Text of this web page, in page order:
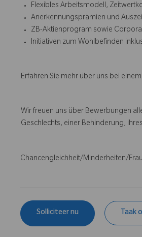
Flexibles Arbeitsmodell,
Anerkennungsprämien und
ZB-Aktienprogram sowie
Initiativen zum Wohlbefinden
Erfahren Sie mehr über uns bei
Wir freuen uns über Bewerbungen
Geschlechts, einer Behinderung,
Chancengleichheit/Minderheiten/
Solliciteer nu Taak